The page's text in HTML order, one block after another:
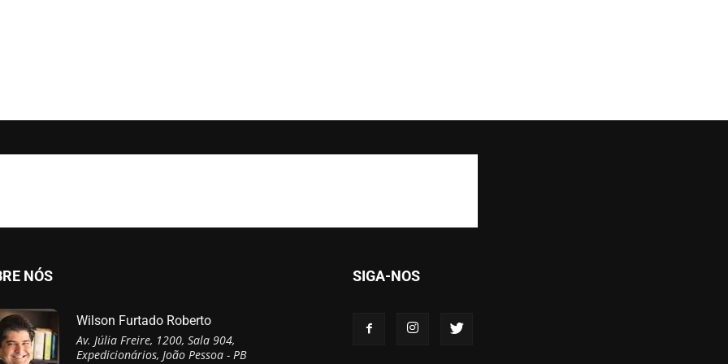
NÓS
Wilson Furtado Roberto
Av. Júlia Freire, 1200, Sala 904,
Expedicionários, João Pessoa - PB
SIGA-NOS